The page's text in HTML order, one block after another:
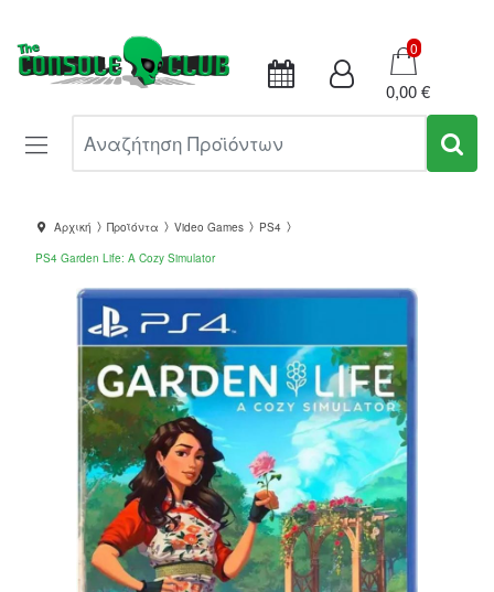
Καλάθι
0
0,00 €
Αρχική Προϊόντα Video Games
PS4
PS4 Garden Life: A Cozy Simulator